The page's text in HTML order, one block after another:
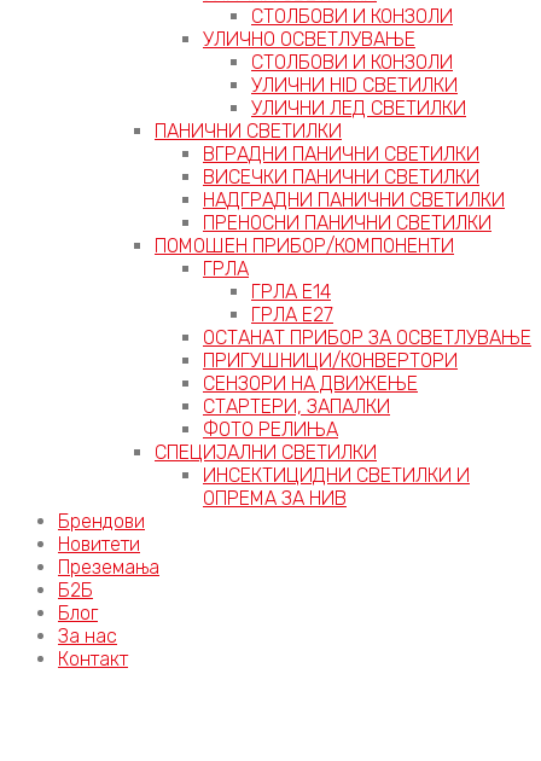
СТОЛБОВИ И КОНЗОЛИ
УЛИЧНО ОСВЕТЛУВАЊЕ
СТОЛБОВИ И КОНЗОЛИ
УЛИЧНИ HID СВЕТИЛКИ
УЛИЧНИ ЛЕД СВЕТИЛКИ
ПАНИЧНИ СВЕТИЛКИ
ВГРАДНИ ПАНИЧНИ СВЕТИЛКИ
ВИСЕЧКИ ПАНИЧНИ СВЕТИЛКИ
НАДГРАДНИ ПАНИЧНИ СВЕТИЛКИ
ПРЕНОСНИ ПАНИЧНИ СВЕТИЛКИ
ПОМОШЕН ПРИБОР/КОМПОНЕНТИ
ГРЛА
ГРЛА Е14
ГРЛА Е27
ОСТАНАТ ПРИБОР ЗА ОСВЕТЛУВАЊЕ
ПРИГУШНИЦИ/КОНВЕРТОРИ
СЕНЗОРИ НА ДВИЖЕЊЕ
СТАРТЕРИ, ЗАПАЛКИ
ФОТО РЕЛИЊА
СПЕЦИЈАЛНИ СВЕТИЛКИ
ИНСЕКТИЦИДНИ СВЕТИЛКИ И
ОПРЕМА ЗА НИВ
Брендови
Новитети
Преземања
Б2Б
Блог
За нас
Контакт